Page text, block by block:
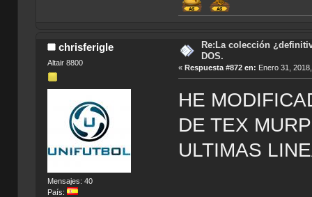
chrisferigle
Altair 8800
Mensajes: 40
País:
Re:La colección
DOS.
«Respuesta #872 en: Enero 31,
HE
DE TEX
ULTIMAS